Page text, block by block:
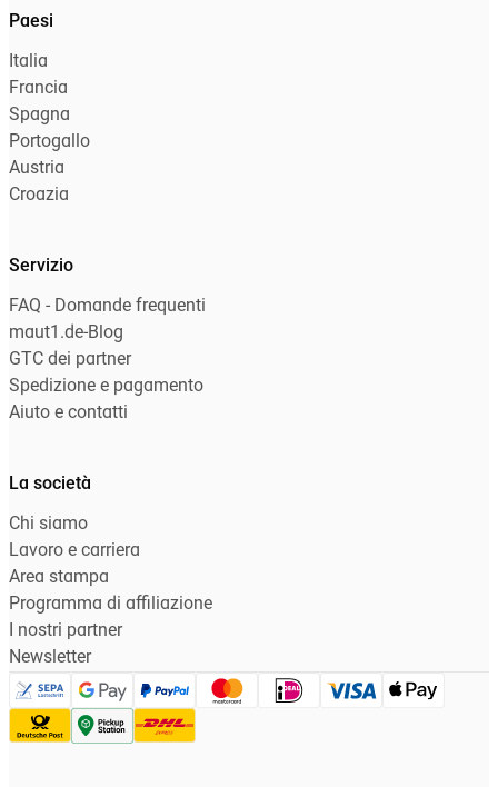
Paesi
Italia
Francia
Spagna
Portogallo
Austria
Croazia
Servizio
FAQ - Domande frequenti
maut1.de-Blog
GTC dei partner
Spedizione e pagamento
Aiuto e contatti
La società
Chi siamo
Lavoro e carriera
Area stampa
Programma di affiliazione
I nostri partner
Newsletter